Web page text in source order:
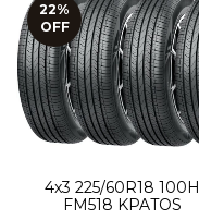
22%
OFF
4x3 225/60R18 100H
FM518 KPATOS